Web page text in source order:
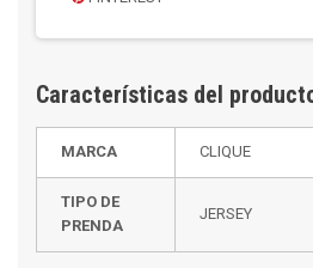
Características del
MARCA CLIQUE
TIPO DE
PRENDA
JERSEY